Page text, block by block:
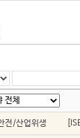
전/산업위생